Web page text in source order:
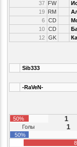
37
FW
19
RM
6 CD
10 CD
12 GK
Sib333
-RaVeN-
50% 1
Голы 1
50%